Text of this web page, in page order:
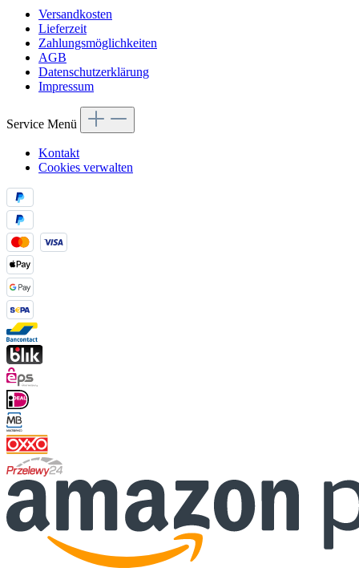
Versandkosten
Lieferzeit
Zahlungsmöglichkeiten
AGB
Datenschutzerklärung
Impressum
Service Menü
Kontakt
Cookies verwalten